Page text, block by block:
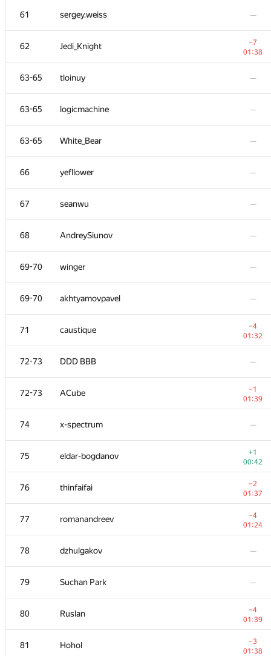
61 sergey.weiss —
62 Jedi_Knight
−7
01:38
63-65 tloinuy —
63-65 logicmachine —
63-65 White_Bear —
66 yefllower —
67 seanwu —
68 AndreySiunov —
69-70 winger —
69-70 akhtyamovpavel —
71 caustique
−4
01:32
72-73 DDD BBB —
72-73 ACube
−1
01:39
74 x-spectrum —
75 eldar-bogdanov
+1
00:42
76 thinfaifai
−2
01:37
77 romanandreev
−4
01:24
78 dzhulgakov —
79 Suchan Park —
80 Ruslan
−4
01:39
81 Hohol
−3
01:38
/227
50-51 tomconerly
52 Merkurev
53-54 cgy4ever
01:36
53-54 ashmelev88 —
55 marcin.smu
56 tmt514
00:19
57
58 s-quark
−2
01:37
59 Sergii Kashubin —
60 —
61 sergey.weiss
62 Jedi_Knight
01:38
63-65 tloinuy —
63-65 logicmachine —